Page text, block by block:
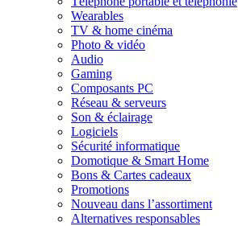
Wearables
TV & home cinéma
Photo & vidéo
Audio
Gaming
Composants PC
Réseau & serveurs
Son & éclairage
Logiciels
Sécurité informatique
Domotique & Smart Home
Bons & Cartes cadeaux
Promotions
Nouveau dans l’assortiment
Alternatives responsables